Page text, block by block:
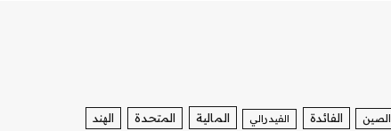
الصين الفائدة الفيدرالي المالية المتحدة الهند